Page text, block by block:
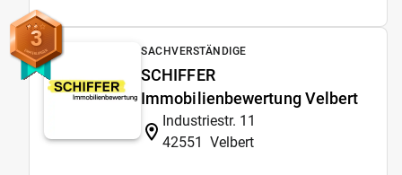
3 SACHVERSTÄNDIGE
SCHIFFER
Immobilienbewertung Velbert
Industriestr. 11
42551 Velbert